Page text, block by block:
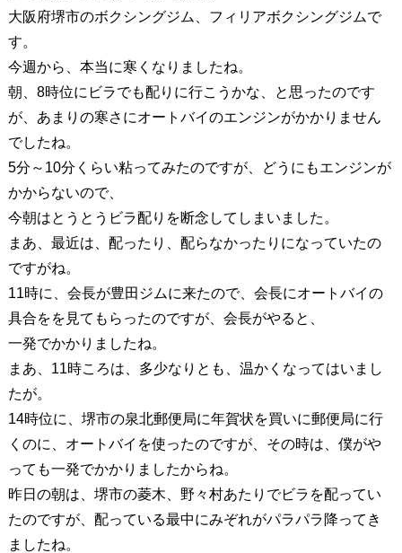
大阪府堺市のボクシングジム、フィリアボクシングジムで
す。
今週から、本当に寒くなりましたね。
朝、8時位にビラでも配りに行こうかな、と思ったのです
が、あまりの寒さにオートバイのエンジンがかかりません
でしたね。
5分～10分くらい粘ってみたのですが、どうにもエンジンが
かからないので、
今朝はとうとうビラ配りを断念してしまいました。
まあ、最近は、配ったり、配らなかったりになっていたの
ですがね。
11時に、会長が豊田ジムに来たので、会長にオートバイの
具合をを見てもらったのですが、会長がやると、
一発でかかりましたね。
まあ、11時ころは、多少なりとも、温かくなってはいまし
たが。
14時位に、堺市の泉北郵便局に年賀状を買いに郵便局に行
くのに、オートバイを使ったのですが、その時は、僕がや
っても一発でかかりましたからね。
昨日の朝は、堺市の菱木、野々村あたりでビラを配ってい
たのですが、配っている最中にみぞれがパラパラ降ってき
ましたね。